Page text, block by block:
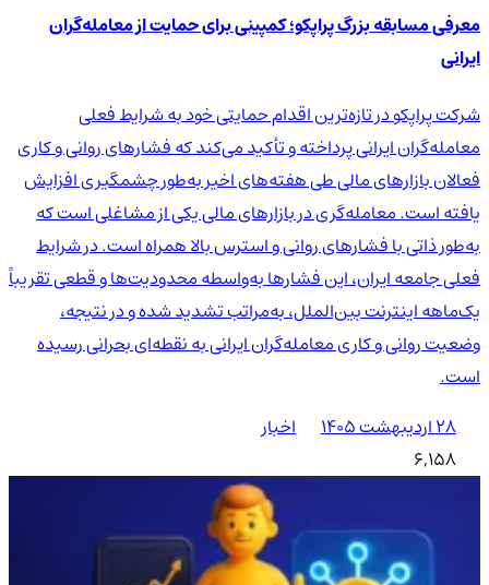
معرفی مسابقه بزرگ پراپکو؛ کمپینی برای حمایت از معامله‌گران
ایرانی
شرکت پراپکو در تازه‌ترین اقدام حمایتی خود به شرایط فعلی
معامله‌گران ایرانی پرداخته و تأکید می‌کند که فشارهای روانی و کاری
فعالان بازارهای مالی طی هفته‌های اخیر به‌طور چشمگیری افزایش
یافته است. معامله‌گری در بازارهای مالی یکی از مشاغلی است که
به‌طور ذاتی با فشارهای روانی و استرس بالا همراه است. در شرایط
فعلی جامعه ایران، این فشارها به‌واسطه محدودیت‌ها و قطعی تقریباً
یک‌ماهه اینترنت بین‌الملل، به‌مراتب تشدید شده و در نتیجه،
وضعیت روانی و کاری معامله‌گران ایرانی به نقطه‌ای بحرانی رسیده
است.
۲۸ اردیبهشت ۱۴۰۵
اخبار
6,158